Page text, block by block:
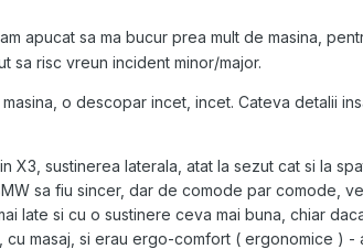
apucat sa ma bucur prea mult de masina,
sa risc vreun incident minor/major.
o descopar incet, incet. Cateva detalii
X3, sustinerea laterala, atat la sezut cat si la
sa fiu sincer, dar de comode par comode,
late si cu o sustinere ceva mai buna, chiar
masaj, si erau ergo-comfort ( ergonomice ) -